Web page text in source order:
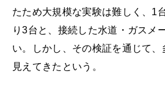
たため大規模な実験は難しく、1
り3台と、接続した水道・ガスメ
い。しかし、その検証を通じて
見えてきたという。